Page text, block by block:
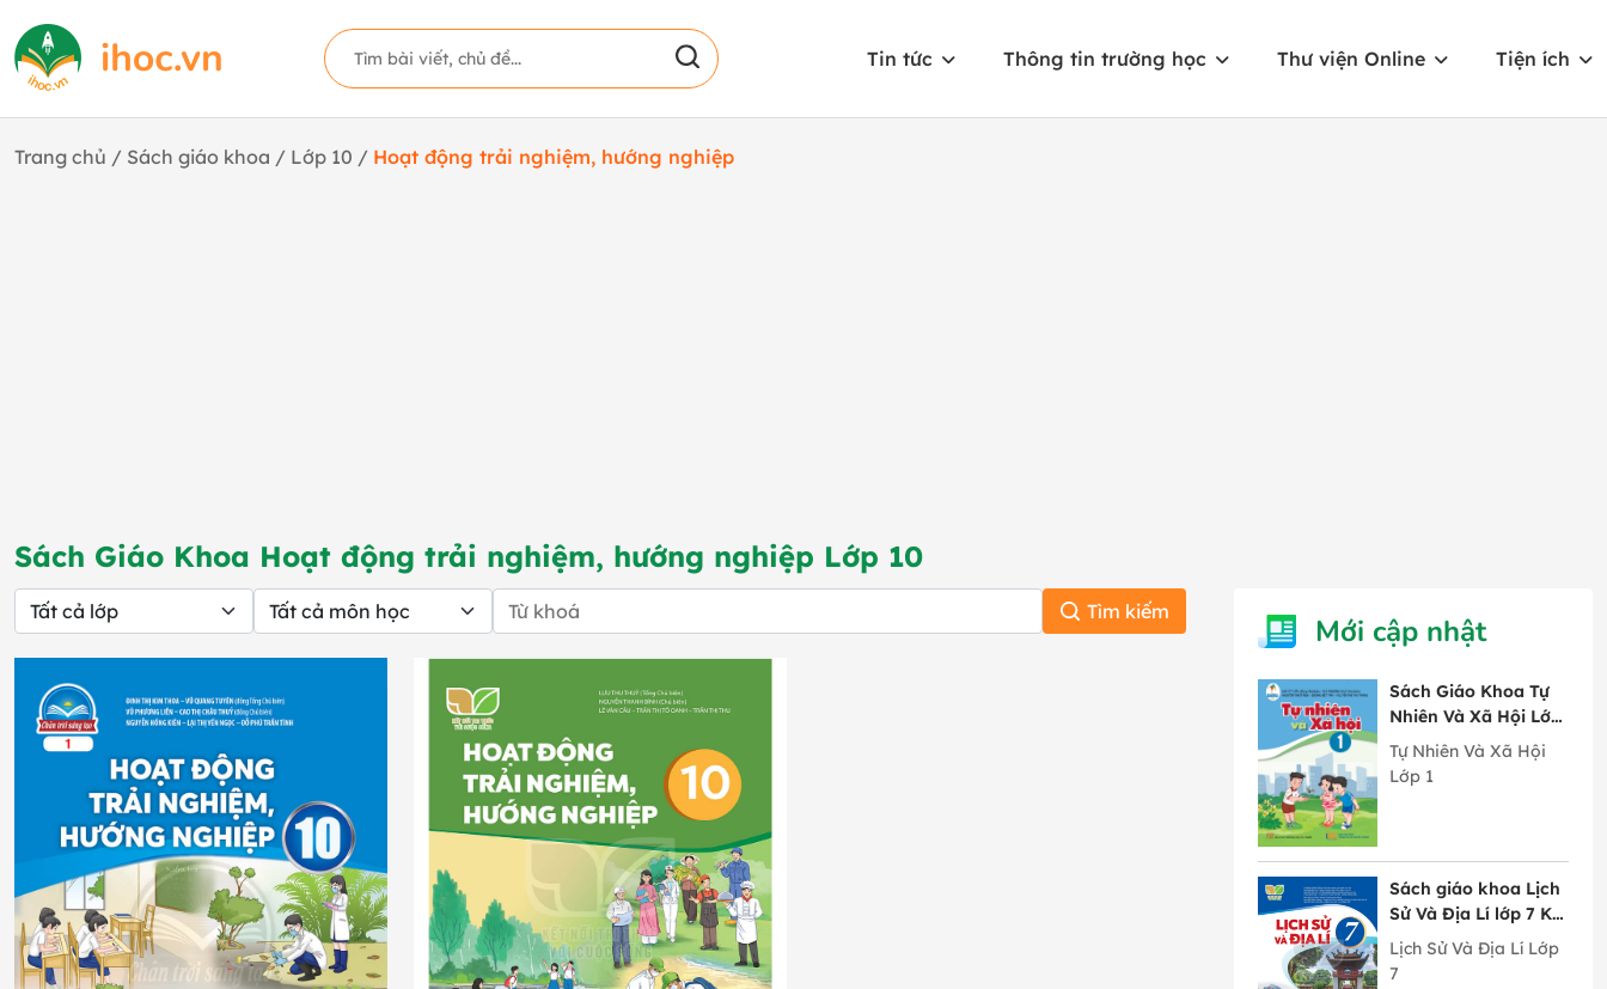
Tin tức Thông tin trường học Thư viện Online Tiện ích
Trang chủ / Sách giáo khoa / Lớp 10 / Hoạt động trải nghiệm, hướng nghiệp
Sách Giáo Khoa Hoạt động trải nghiệm, hướng nghiệp Lớp 10
Tìm kiếm
Mới cập nhật
Sách Giáo Khoa Tự
Nhiên Và Xã Hội Lớp
1 Cánh Diều
Tự Nhiên Và Xã Hội
Lớp 1
Sách giáo khoa Lịch
Sử Và Địa Lí lớp 7 Kết
Nối Tri Thức Với
Cuộc Sống
Lịch Sử Và Địa Lí Lớp
7